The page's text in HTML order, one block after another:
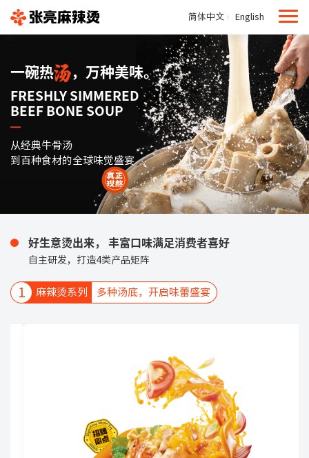
简体中文 English
一碗热 ，万种美味。
FRESHLY SIMMERED
BEEF BONE SOUP
从经典牛骨汤
到百种食材的全球味觉盛宴
好生意烫出来， 丰富口味满足消费者喜好
自主研发，打造4类产品矩阵
1 麻辣烫系列 多种汤底，开启味蕾盛宴